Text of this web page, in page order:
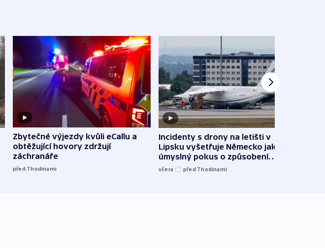
Zbytečné výjezdy kvůli eCallu a
obtěžující hovory zdržují
záchranáře
před 7hodinami
Incidenty s drony na letišti v
Lipsku vyšetřuje Německo jako
úmyslný pokus o způsobení
exploze
včera před 7hodinami